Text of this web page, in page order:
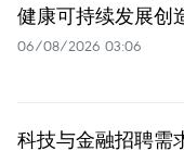
健康可持续发展创
06/08/2026 03:06
科技与金融招聘需